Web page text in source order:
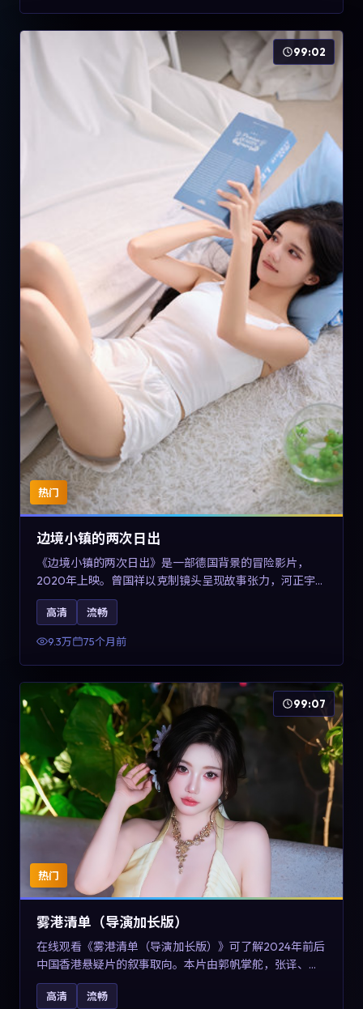
热门
99:02
边境小镇的两次日出
《边境小镇的两次日出》是一部德国背景的冒险影片，
2020年上映。曾国祥以克制镜头呈现故事张力，河正宇、
孙俪与任素汐的对手戏可圈可点。剧情层面在战争余波中
刻画小人物的尊严与信念，对关注导演风格与演员阵容的
观众具有检索与收藏价值。
高清 流畅
9.3万 75个月前
热门
99:07
雾港清单（导演加长版）
在线观看《雾港清单（导演加长版）》可了解2024年前后
中国香港悬疑片的叙事取向。本片由郭帆掌舵，张译、王
景春与咏梅主演，情节通过音乐与声音设计强化情绪张
力，兼具娱乐性与讨论空间，适合作为片单补充与类型对
高清 流畅